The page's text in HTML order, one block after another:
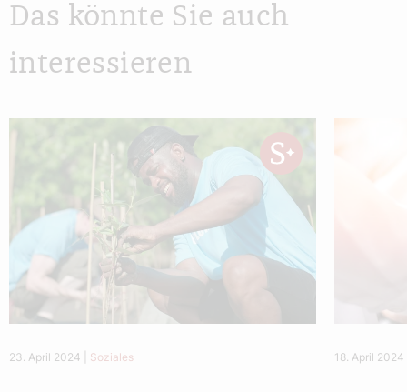
Das könnte Sie auch
interessieren
23. April 2024 Soziales 18. April 2024